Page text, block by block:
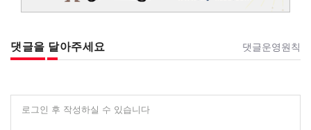
댓글을 달아주세요 댓글운영원칙
로그인 후 작성하실 수 있습니다